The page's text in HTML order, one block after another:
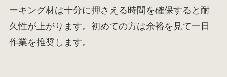
ーキング材は十分に押さえる時間を確保すると耐
久性が上がります。初めての方は余裕を見て一日
作業を推奨します。